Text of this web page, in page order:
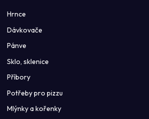
Hrnce
Dávkovače
Pánve
Sklo, sklenice
Příbory
Potřeby pro pizzu
Mlýnky a kořenky